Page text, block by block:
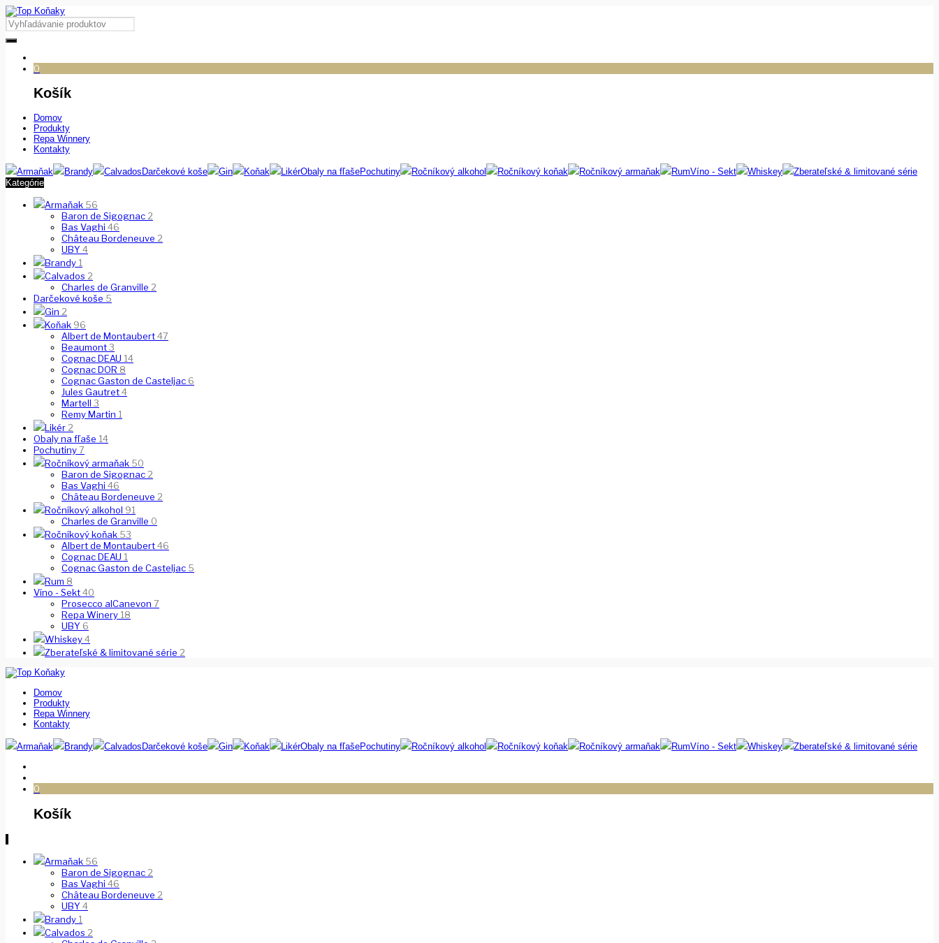
0
Košík
Domov
Produkty
Repa Winnery
Kontakty
Armaňak Brandy Calvados Darčekové koše Gin Koňak LikérObaly na fľašePochutiny Ročníkový alkohol Ročníkový koňak Ročníkový armaňak RumVíno - Sekt Whiskey
Zberateľské & limitované série
Kategórie
Armaňak 56
Baron de Sigognac2
Bas Vaghi 46
Château Bordeneuve 2
UBY 4
Brandy 1
Calvados 2
Charles de Granville 2
Darčekové koše 5
Gin 2
Koňak 96
Albert de Montaubert47
Beaumont3
Cognac DEAU 14
Cognac DOR 8
Cognac Gaston de Casteljac 6
Jules Gautret4
Martell 3
Remy Martin 1
Likér2
Obaly na fľaše 14
Pochutiny7
Ročníkový armaňak 50
Baron de Sigognac2
Bas Vaghi 46
Château Bordeneuve 2
Ročníkový alkohol 91
Charles de Granville 0
Ročníkový koňak 53
Albert de Montaubert46
Cognac DEAU 1
Cognac Gaston de Casteljac 5
Rum 8
Víno - Sekt40
Prosecco alCanevon 7
Repa Winery 18
UBY 6
Whiskey4
Zberateľské & limitované série 2
Domov
Produkty
Repa Winnery
Kontakty
Armaňak Brandy Calvados Darčekové koše Gin Koňak LikérObaly na fľašePochutiny Ročníkový alkohol Ročníkový koňak Ročníkový armaňak RumVíno - Sekt Whiskey Zberateľské & limitované série
0
Košík
Armaňak 56
Baron de Sigognac 2
Bas Vaghi 46
Château Bordeneuve 2
UBY 4
Brandy 1
Calvados 2